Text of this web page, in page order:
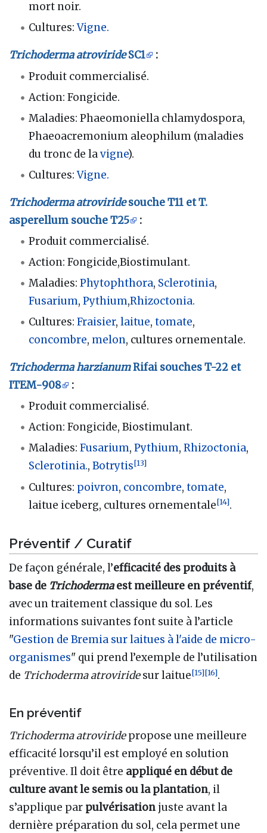
mort noir.
Cultures:Vigne.
Trichoderma atrovirideSC1
:
Produit commercialisé.
Action: Fongicide.
Maladies: Phaeomoniella chlamydospora,
Phaeoacremonium aleophilum (maladies
du tronc de lavigne).
Cultures:Vigne.
Trichoderma atroviridesouche T11 et T.
asperellum souche T25
:
Produit commercialisé.
Action: Fongicide,Biostimulant.
Maladies:Phytophthora, Sclerotinia,
Fusarium,Pythium,Rhizoctonia.
Cultures:Fraisier,laitue,tomate,
concombre, melon, cultures ornementale.
Trichoderma harzianumRifai souches T-22 et
ITEM-908
:
Produit commercialisé.
Action: Fongicide, Biostimulant.
Maladies:Fusarium,Pythium,Rhizoctonia,
Sclerotinia.,Botrytis[13]
Cultures: poivron, concombre,tomate,
laitue iceberg, cultures ornementale[14].
Préventif / Curatif
De façon générale, l’efficacité des produits à
base de Trichodermaest meilleure en préventif,
avec un traitement classique du sol. Les
informations suivantes font suite à l’article
"Gestion de Bremia sur laitues à l'aide de micro-
organismes" qui prend l’exemple de l’utilisation
de Trichoderma atroviridesur laitue[15][16].
En préventif
Trichoderma atroviridepropose une meilleure
efficacité lorsqu’il est employé en solution
préventive. Il doit être appliqué en début de
culture avant le semis ou la plantation, il
s’applique par pulvérisation juste avant la
dernière préparation du sol, cela permet une